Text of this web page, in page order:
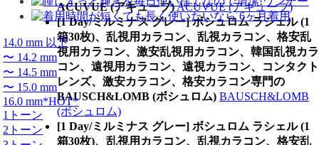
ACUVUE (アキューブ)ACUVUE (アキューブ)
[1 Day/ミルミナス グレー] ボシュロム ラシェル (1
箱30枚)、乱視用カラコン、乱視カラコン、格安乱
視用カラコン、激安乱視用カラコン、韓国乱視カラ
コン、遠視用カラコン、遠視カラコン、コンタクト
レンズ、激安カラコン、格安カラコン専門の
BAUSCH&LOMB (ボシュロム) BAUSCH&LOMB
(ボシュロム)
[1 Day/ミルミナス グレー] ボシュロム ラシェル (1
箱30枚)、乱視用カラコン、乱視カラコン、格安乱
14.0 mm 以下
〜 14.2 mm
〜 14.5 mm
〜 15.0 mm
16.0 mm*HOT*
1トーン
2トーン